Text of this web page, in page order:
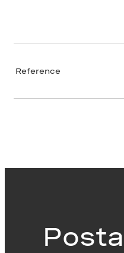
Reference